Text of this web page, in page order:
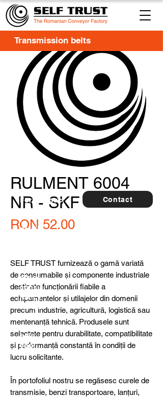
RULMENT 6004
NR - SKF
RON 52.00Price
SELF TRUST furnizează o gamă variată
de consumabile și componente industriale
destinate funcționării fiabile a
echipamentelor și utilajelor din domenii
precum industrie, agricultură, logistică sau
mentenanță tehnică. Produsele sunt
selectate pentru durabilitate, compatibilitate
și performanță constantă în condiții de
lucru solicitante.
În portofoliul nostru se regăsesc curele de
transmisie, benzi transportoare, lanțuri,
Transmission belts
Contact
For
furthe
r
detail
produ
cts or
consu
ltancy
we are
to
help
you!
5 buc.